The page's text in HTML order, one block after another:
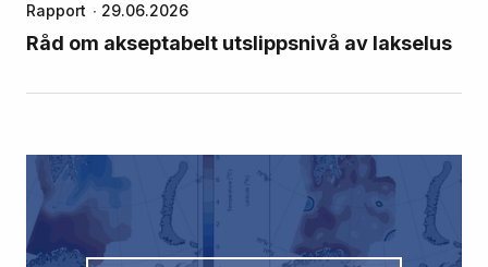
Rapport 29.06.2026
Råd om akseptabelt utslippsnivå av lakselus